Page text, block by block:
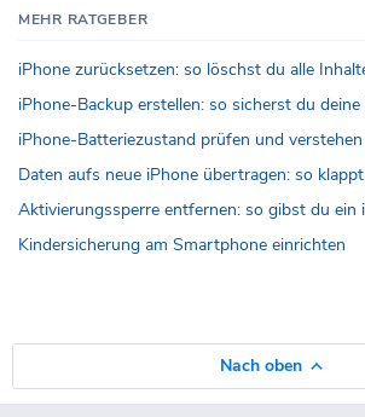
MEHR RATGEBER
iPhone zurücksetzen: so löschst du alle
iPhone-Backup erstellen: so sicherst du
iPhone-Batteriezustand prüfen und verstehen
Daten aufs neue iPhone übertragen: so
Aktivierungssperre entfernen: so gibst du ein
Kindersicherung am Smartphone einrichten
Nach oben